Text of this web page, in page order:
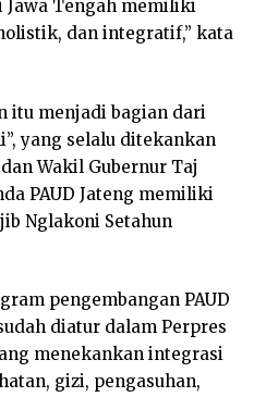
Jawa Tengah memiliki
dan integratif,” kata
itu menjadi bagian dari
yang selalu ditekankan
Wakil Gubernur Taj
PAUD Jateng memiliki
Nglakoni Setahun
pengembangan PAUD
diatur dalam Perpres
menekankan integrasi
gizi, pengasuhan,